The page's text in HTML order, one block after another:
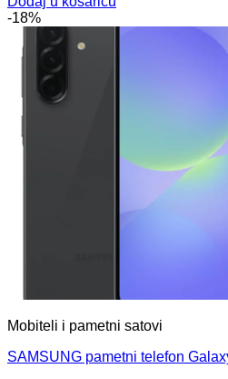
-18%
Mobiteli i pametni satovi
SAMSUNG pametni telefon